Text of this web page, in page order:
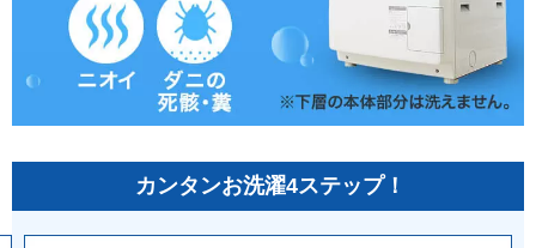
カンタンお洗濯4ステップ！